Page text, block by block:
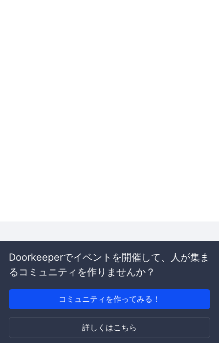
Doorkeeperでイベントを開催して、人が集ま
るコミュニティを作りませんか？
コミュニティを作ってみる！
詳しくはこちら